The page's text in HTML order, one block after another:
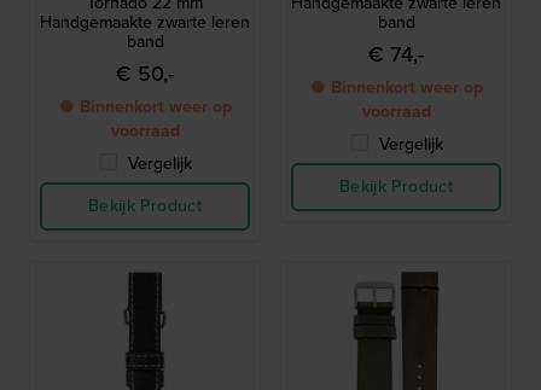
Handgemaakte zwarte leren
band
€ 50,-
● Binnenkort weer op
voorraad
Vergelijk
Bekijk Product
band
€ 74,-
● Binnenkort weer op
voorraad
Vergelijk
Bekijk Product